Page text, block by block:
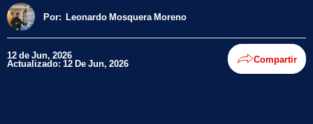
Por: Leonardo Mosquera Moreno
12 de Jun, 2026
Actualizado: 12 De Jun, 2026 Compartir